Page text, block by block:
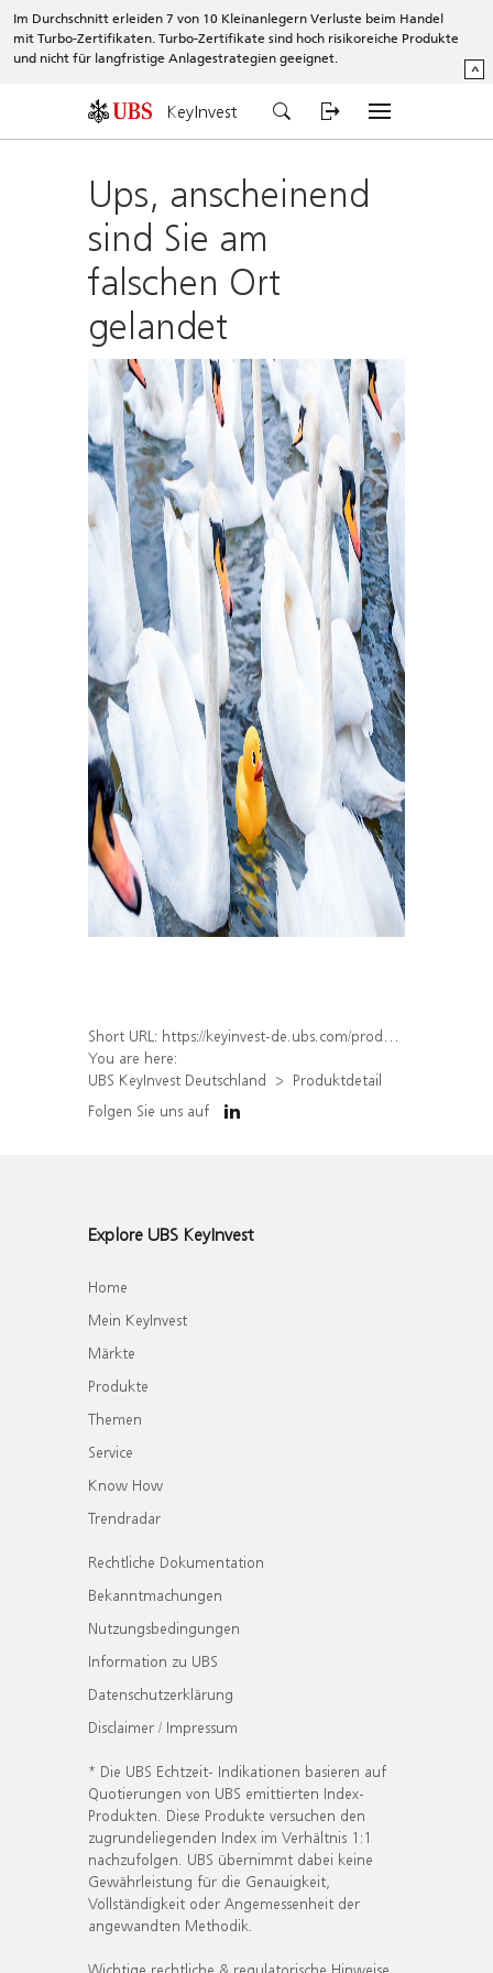
Im Durchschnitt erleiden 7 von 10 Kleinanlegern Verluste beim Handel
mit Turbo-Zertifikaten. Turbo-Zertifikate sind hoch risikoreiche Produkte
und nicht für langfristige Anlagestrategien geeignet.
^
KeyInvest
Ups, anscheinend
sind Sie am
falschen Ort
gelandet
Short URL: https://keyinvest-de.ubs.com/produkt/detail/index/isin/DE000WA4WC47
You are here:
UBS KeyInvest Deutschland
Produktdetail
Folgen Sie uns auf
Explore UBS KeyInvest
Home
Mein KeyInvest
Märkte
Produkte
Themen
Service
Know How
Trendradar
Rechtliche Dokumentation
Bekanntmachungen
Nutzungsbedingungen
Information zu UBS
Datenschutzerklärung
Disclaimer / Impressum
* Die UBS Echtzeit- Indikationen basieren auf
Quotierungen von UBS emittierten Index-
Produkten. Diese Produkte versuchen den
zugrundeliegenden Index im Verhältnis 1:1
nachzufolgen. UBS übernimmt dabei keine
Gewährleistung für die Genauigkeit,
Vollständigkeit oder Angemessenheit der
angewandten Methodik.